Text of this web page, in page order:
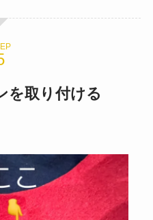
を取り付ける